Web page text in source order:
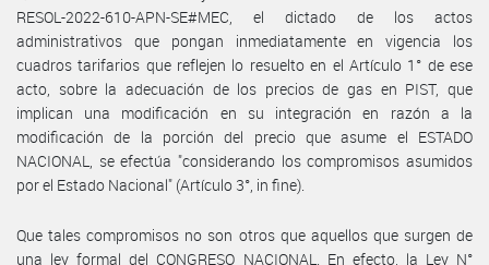
RESOL-2022-610-APN-SE#MEC, el dictado de los actos
administrativos que pongan inmediatamente en vigencia los
cuadros tarifarios que reflejen lo resuelto en el Artículo 1° de ese
acto, sobre la adecuación de los precios de gas en PIST, que
implican una modificación en su integración en razón a la
modificación de la porción del precio que asume el ESTADO
NACIONAL, se efectúa "considerando los compromisos asumidos
por el Estado Nacional" (Artículo 3°, in fine).
Que tales compromisos no son otros que aquellos que surgen de
una ley formal del CONGRESO NACIONAL. En efecto, la Ley N°